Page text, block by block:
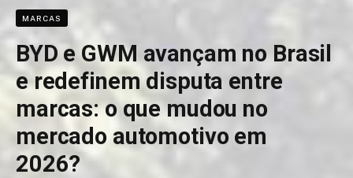
MARCAS
BYD e GWM avançam no Brasil
e redefinem disputa entre
marcas: o que mudou no
mercado automotivo em
2026?